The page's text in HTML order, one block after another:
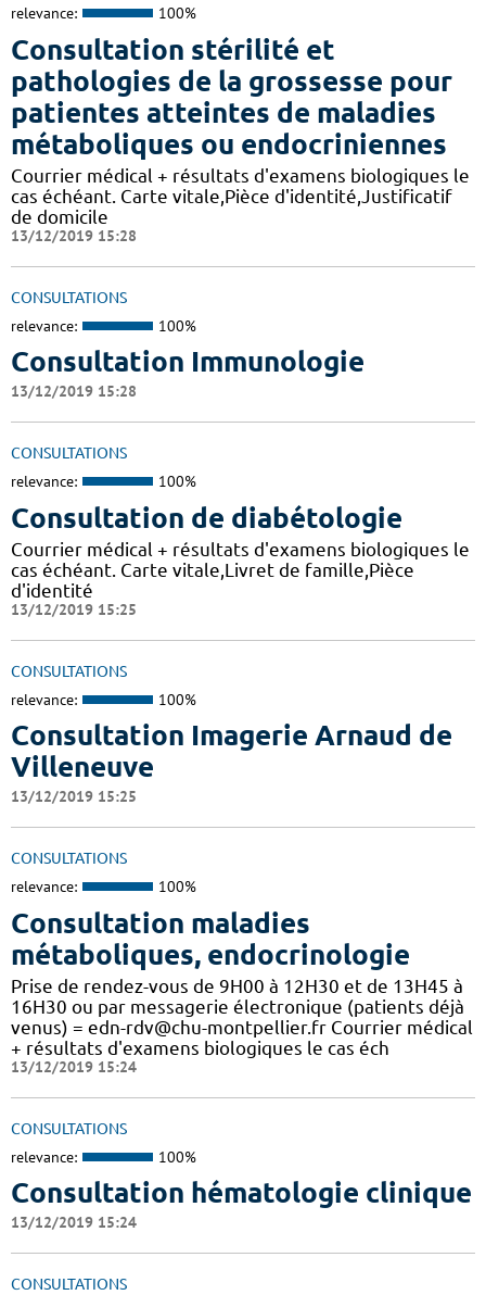
relevance: 100%
Consultation stérilité et
pathologies de la grossesse pour
patientes atteintes de maladies
métaboliques ou endocriniennes
Courrier médical + résultats d'examens biologiques le
cas échéant. Carte vitale,Pièce d'identité,Justificatif
de domicile
13/12/2019 15:28
CONSULTATIONS
relevance: 100%
Consultation Immunologie
13/12/2019 15:28
CONSULTATIONS
relevance: 100%
Consultation de diabétologie
Courrier médical + résultats d'examens biologiques le
cas échéant. Carte vitale,Livret de famille,Pièce
d'identité
13/12/2019 15:25
CONSULTATIONS
relevance: 100%
Consultation Imagerie Arnaud de
Villeneuve
13/12/2019 15:25
CONSULTATIONS
relevance: 100%
Consultation maladies
métaboliques, endocrinologie
Prise de rendez-vous de 9H00 à 12H30 et de 13H45 à
16H30 ou par messagerie électronique (patients déjà
venus) = edn-rdv@chu-montpellier.fr Courrier médical
+ résultats d'examens biologiques le cas éch
13/12/2019 15:24
CONSULTATIONS
relevance: 100%
Consultation hématologie clinique
13/12/2019 15:24
CONSULTATIONS